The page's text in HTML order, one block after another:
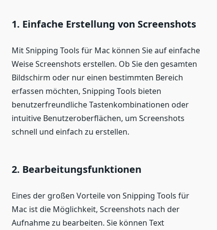
1. Einfache Erstellung von Screenshots
Mit Snipping Tools für Mac können Sie auf einfache
Weise Screenshots erstellen. Ob Sie den gesamten
Bildschirm oder nur einen bestimmten Bereich
erfassen möchten, Snipping Tools bieten
benutzerfreundliche Tastenkombinationen oder
intuitive Benutzeroberflächen, um Screenshots
schnell und einfach zu erstellen.
2. Bearbeitungsfunktionen
Eines der großen Vorteile von Snipping Tools für
Mac ist die Möglichkeit, Screenshots nach der
Aufnahme zu bearbeiten. Sie können Text